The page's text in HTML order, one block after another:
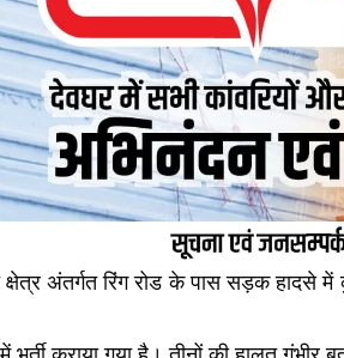
अंतर्गत रिंग रोड के पास सड़क हादसे